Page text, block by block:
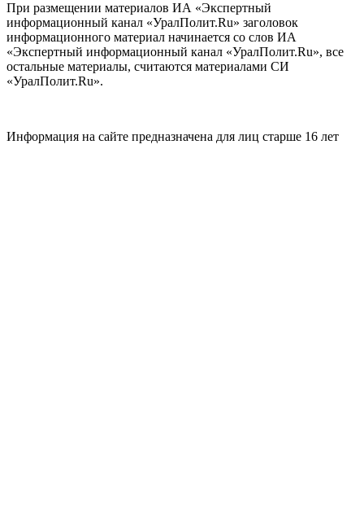
При размещении материалов ИА «Экспертный
информационный канал «УралПолит.Ru» заголовок
информационного материал начинается со слов ИА
«Экспертный информационный канал «УралПолит.Ru», все
остальные материалы, считаются материалами СИ
«УралПолит.Ru».
Информация на сайте предназначена для лиц старше 16 лет